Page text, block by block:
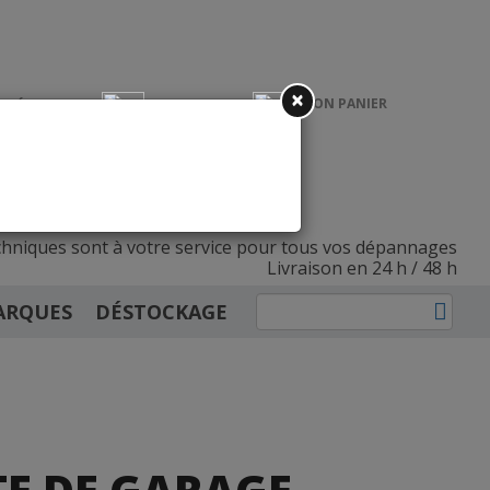
DÉSTOCKAGE
sont à votre servicepour tous vos dépannages
Livraison en 24 h / 48 h
CRÉER UN CONNEXION MON PANIER
×